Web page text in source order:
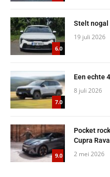
6.0
Stelt nogal
19 juli 2026
7.0
Een echte
8 juli 2026
9.0
Pocket
Cupra
2 mei 2026